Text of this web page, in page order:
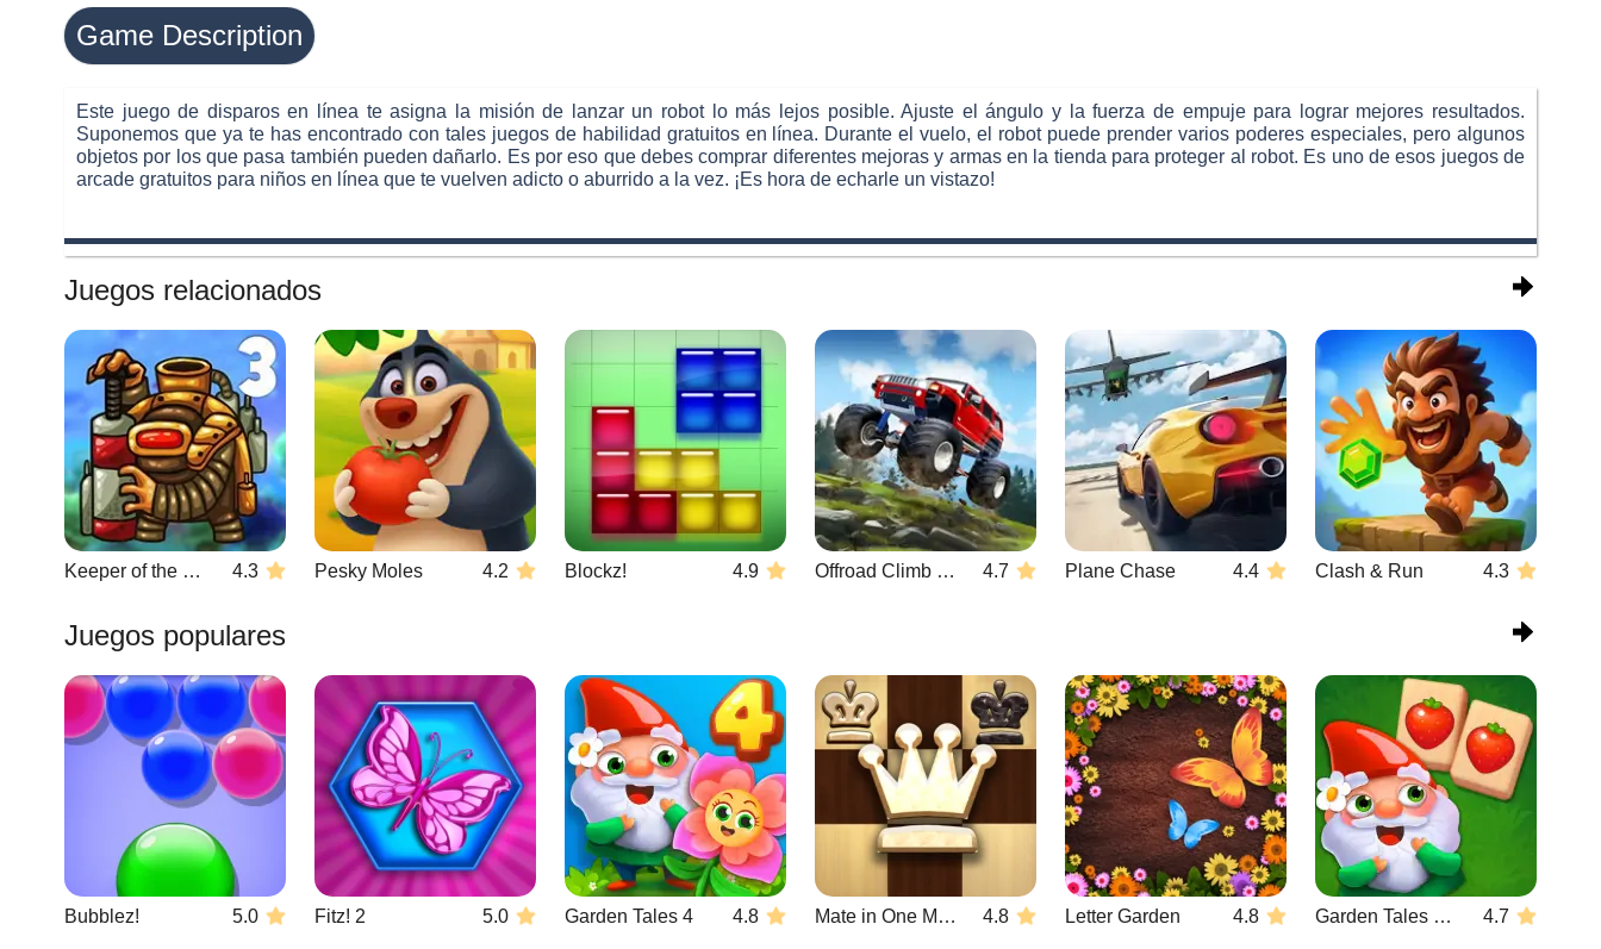
Game Description
Este juego de disparos en línea te asigna la misión de lanzar un robot lo más lejos posible. Ajuste el ángulo y la fuerza de empuje para lograr mejores resultados.
Suponemos que ya te has encontrado con tales juegos de habilidad gratuitos en línea. Durante el vuelo, el robot puede prender varios poderes especiales, pero algunos
objetos por los que pasa también pueden dañarlo. Es por eso que debes comprar diferentes mejoras y armas en la tienda para proteger al robot. Es uno de esos juegos de
arcade gratuitos para niños en línea que te vuelven adicto o aburrido a la vez. ¡Es hora de echarle un vistazo!
Juegos relacionados
Keeper of the Grove 3 4.3 Pesky Moles 4.2 Blockz! 4.9 Offroad Climb 4x4 4.7 Plane Chase 4.4 Clash & Run 4.3
Juegos populares
Bubblez! 5.0 Fitz! 2 5.0 Garden Tales 4 4.8 Mate in One Move 4.8 Letter Garden 4.8 Garden Tales Mahjong 4.7